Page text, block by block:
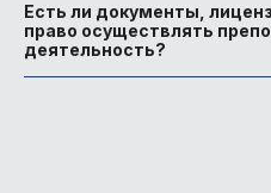
Есть ли документы,
право осуществлять
деятельность?